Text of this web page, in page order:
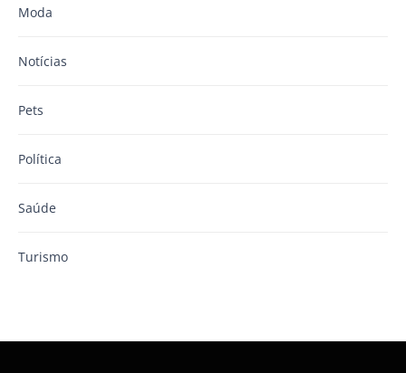
Moda
Notícias
Pets
Política
Saúde
Turismo